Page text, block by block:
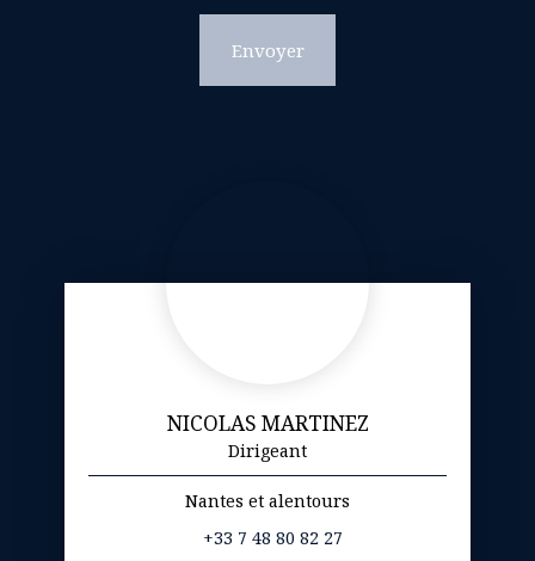
Envoyer
NICOLAS MARTINEZ
Dirigeant
Nantes et alentours
+33 7 48 80 82 27